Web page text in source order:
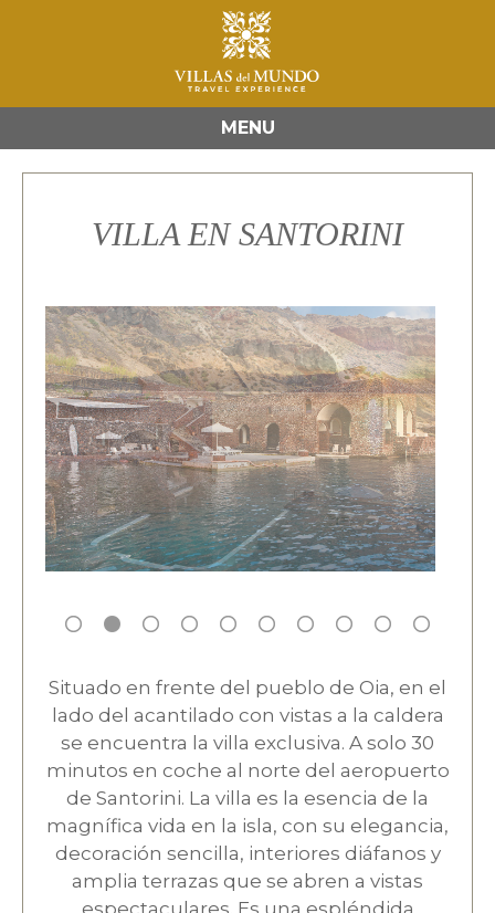
MENU
VILLA EN SANTORINI
Situado en frente del pueblo de Oia, en el
lado del acantilado con vistas a la caldera
se encuentra la villa exclusiva. A solo 30
minutos en coche al norte del aeropuerto
de Santorini. La villa es la esencia de la
magnífica vida en la isla, con su elegancia,
decoración sencilla, interiores diáfanos y
amplia terrazas que se abren a vistas
espectaculares. Es una espléndida